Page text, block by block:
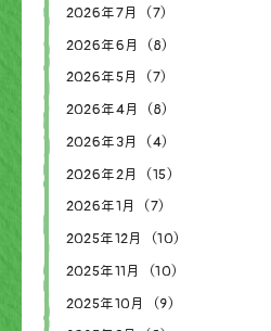
2026年7月（7）
2026年6月（8）
2026年5月（7）
2026年4月（8）
2026年3月（4）
2026年2月（15）
2026年1月（7）
2025年12月（10）
2025年11月（10）
2025年10月（9）